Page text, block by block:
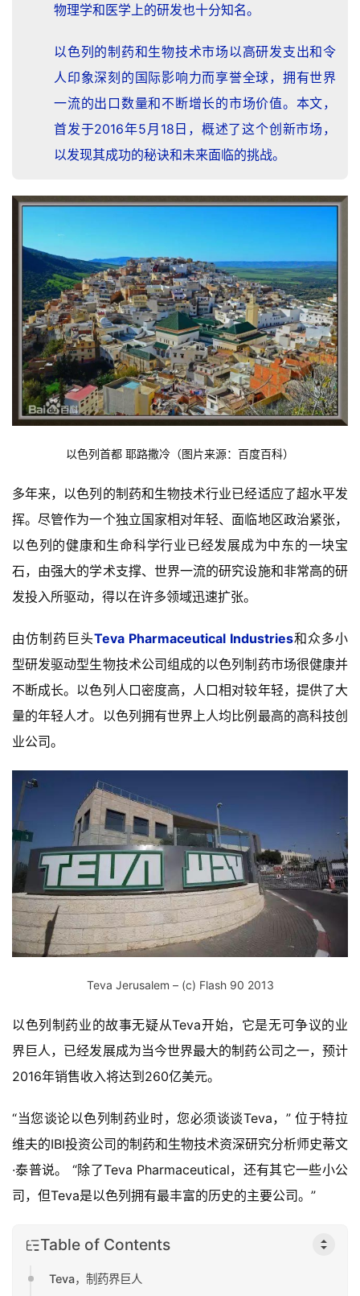
物理学和医学上的研发也十分知名。
以色列的制药和生物技术市场以高研发支出和令
人印象深刻的国际影响力而享誉全球，拥有世界
一流的出口数量和不断增长的市场价值。本文，
首发于2016年5月18日，概述了这个创新市场，
以发现其成功的秘诀和未来面临的挑战。
以色列首都 耶路撒冷（图片来源：百度百科）
多年来，以色列的制药和生物技术行业已经适应了超水平发
挥。尽管作为一个独立国家相对年轻、面临地区政治紧张，
以色列的健康和生命科学行业已经发展成为中东的一块宝
石，由强大的学术支撑、世界一流的研究设施和非常高的研
发投入所驱动，得以在许多领域迅速扩张。
由仿制药巨头Teva Pharmaceutical Industries和众多小
型研发驱动型生物技术公司组成的以色列制药市场很健康并
不断成长。以色列人口密度高，人口相对较年轻，提供了大
量的年轻人才。以色列拥有世界上人均比例最高的高科技创
业公司。
Teva Jerusalem – (c) Flash 90 2013
以色列制药业的故事无疑从Teva开始，它是无可争议的业
界巨人，已经发展成为当今世界最大的制药公司之一，预计
2016年销售收入将达到260亿美元。
“当您谈论以色列制药业时，您必须谈谈Teva，” 位于特拉
维夫的IBI投资公司的制药和生物技术资深研究分析师史蒂文
·泰普说。 “除了Teva Pharmaceutical，还有其它一些小公
司，但Teva是以色列拥有最丰富的历史的主要公司。”
Table of Contents
Teva，制药界巨人